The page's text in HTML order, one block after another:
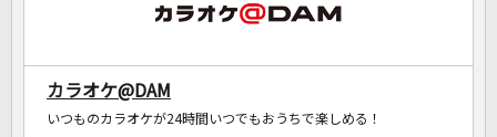
カラオケ@DAM
いつものカラオケが24時間いつでもおうちで楽しめる！